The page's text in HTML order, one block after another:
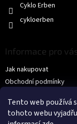
Tento web používá
tohoto webu
Cyklo Erben
cykloerben
Informace pro
Jak nakupovat
Obchodní podmínky
KONTAKTY